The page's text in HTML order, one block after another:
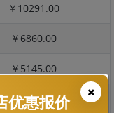
￥10291.00
￥6860.00
￥5145.00
￥1029.00
优惠报价